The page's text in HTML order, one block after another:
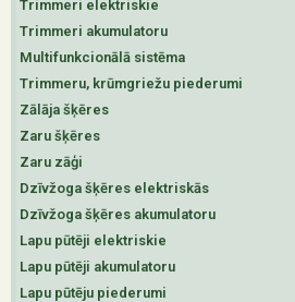
Trimmeri elektriskie
Trimmeri akumulatoru
Multifunkcionālā sistēma
Trimmeru, krūmgriežu piederumi
Zālāja šķēres
Zaru šķēres
Zaru zāģi
Dzīvžoga šķēres elektriskās
Dzīvžoga šķēres akumulatoru
Lapu pūtēji elektriskie
Lapu pūtēji akumulatoru
Lapu pūtēju piederumi